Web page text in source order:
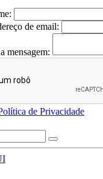
de email:
mensagem:
de Privacidade